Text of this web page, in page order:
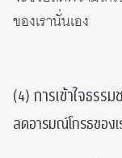
ของเรานั่นเอง
(4) การเข้าใจธรร
ลดอารมณ์โกรธของ